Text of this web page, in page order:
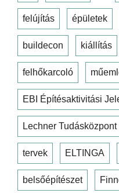
felújítás épületek
buildecon kiállítás
felhőkarcoló
EBI Építésaktivitási
Lechner Tudásközpont
tervek ELTINGA
belsőépítészet